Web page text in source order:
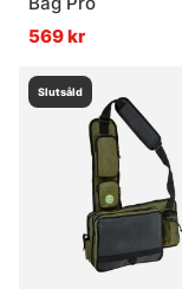
569 kr
Slutsåld